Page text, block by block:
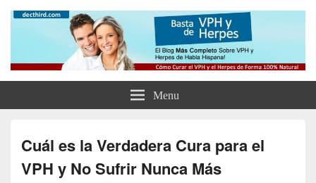
Como Curar el Virus del Papiloma
Humano y el Herpes de Forma
Natural y Eliminar las Verrugas
Genitales
Como Tratar el VPH, el Herpes y Eliminar tus Verrugas Para Siempre
Menu
Cuál es la Verdadera Cura para el
VPH y No Sufrir Nunca Más